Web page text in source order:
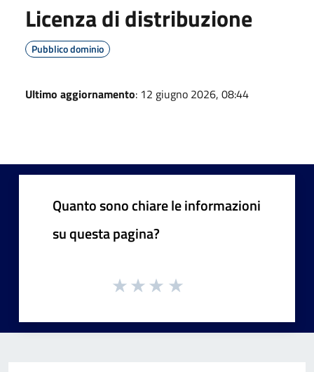
Licenza di distribuzione
Pubblico dominio
Ultimo aggiornamento: 12 giugno 2026, 08:44
Quanto sono chiare le informazioni
su questa pagina?